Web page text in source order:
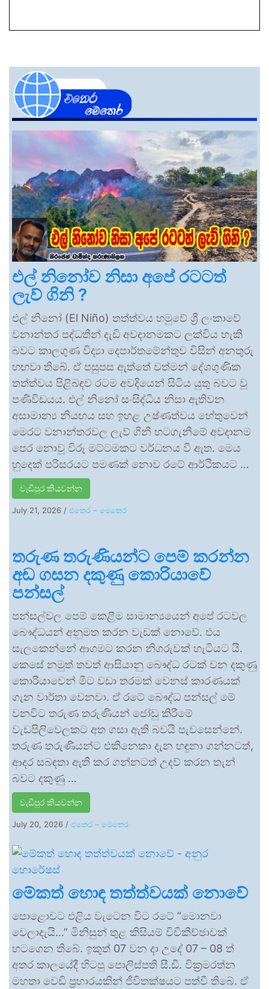
එල් නිනෝව නිසා අපේ රටටත්
ලැව් ගිනි ?
එල් නිනෝ (El Niño) තත්ත්වය හමුවේ ශ්‍රී ලංකාවේ
වනාන්තර පද්ධතීන් දැඩි අවදානමකට ලක්විය හැකි
බවට කාලගුණ විද්‍යා දෙපාර්තමේන්තුව විසින් අනතුරු
හඟවා තිබේ. ඒ පසුපස ඇත්තේ වත්මන් දේශගුණික
තත්ත්වය පිළිබඳව රටම අවදියෙන් සිටිය යුතු බවට වූ
පණිවිඩයය. එල් නිනෝ සංසිද්ධිය නිසා ඇතිවන
අසාමාන්‍ය නියඟය සහ ඉහළ උෂ්ණත්වය හේතුවෙන්
මෙරට වනාන්තරවල ලැව් ගිනි හටගැනීමේ අවදානම
පෙර නොවූ විරූ මට්ටමකට වර්ධනය වී ඇත. මෙය
හුදෙක් පරිසරයට පමණක් නොව රටේ ආර්ථිකයට …
වැඩිපුර කියවන්න
July 21, 2026 / එතෙර – මෙතෙර
තරුණ තරුණියන්ට පෙම් කරන්න
අඬ ගසන දකුණු කොරියාවේ
පන්සල්
පන්සල්වල පෙම් කෙළීම සාමාන්‍යයෙන් අපේ රටවල
බෞද්ධයන් අනුමත කරන වැඩක් නොවේ. එය
සැලකෙන්නේ ආගමට කරන නිගරුවක් හැටියට යි.
කෙසේ නමුත් තවත් ආසියානු බෞද්ධ රටක් වන දකුණු
කොරියාවෙන් මීට වඩා තරමක් වෙනස් කාරණයක්
ගැන වාර්තා වෙනවා. ඒ රටේ බෞද්ධ පන්සල් මේ
වනවිට තරුණ තරුණියන් ජෝඩු කිරීමේ
වැඩපිලිවෙලකට අත ගසා ඇති බවයි පැවසෙන්නේ.
තරුණ තරුණියන්ට එකිනෙකා දැන හඳුනා ගන්නටත්,
ආදර සබඳතා ඇති කර ගන්නටත් උදව් කරන තැන්
බවට දකුණු …
වැඩිපුර කියවන්න
July 20, 2026 / එතෙර – මෙතෙර
මේකත් හොඳ තත්ත්වයක් නොවේ
පොළොවට එළිය වැටෙන විට රටේ “මොනවා
වෙලාදැයි…” මිනිසුන් තුළ කිසියම් විචිකිච්ඡාවක්
හටගෙන තිබේ. ඉකුත් 07 වන දා උදේ 07 – 08 ත්
අතර කාලයේදී හිටපු පොලිස්පති සී.ඩී. වික්‍රමරත්න
මහතා වෙඩි ප්‍රහාරයකින් ජීවිතක්ෂයට පත්වී තිබේ. ඒ